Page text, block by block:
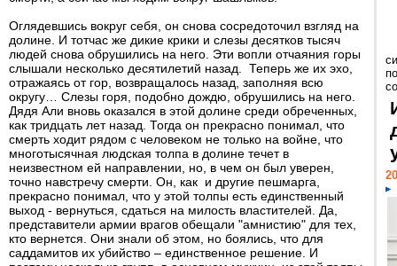
Оглядевшись вокруг себя, он снова сосредоточил взгляд на
долине. И тотчас же дикие крики и слезы десятков тысяч
людей снова обрушились на него. Эти вопли отчаяния горы
слышали несколько десятилетий назад. Теперь же их эхо,
отражаясь от гор, возвращалось назад, заполняя всю
округу… Слезы горя, подобно дождю, обрушились на него.
Дядя Али вновь оказался в этой долине среди обреченных,
как тридцать лет назад. Тогда он прекрасно понимал, что
смерть ходит рядом с человеком не только на войне, что
многотысячная людская толпа в долине течет в
неизвестном ей направлении, но, в чем он был уверен,
точно навстречу смерти. Он, как и другие пешмарга,
прекрасно понимал, что у этой толпы есть единственный
выход - вернуться, сдаться на милость властителей. Да,
представители армии врагов обещали "амнистию" для тех,
кто вернется. Они знали об этом, но боялись, что для
саддамитов их убийство – единственное решение. И